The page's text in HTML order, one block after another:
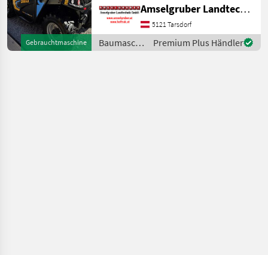
Gebrauchtmaschine
Hydrostatgetriebe, hydr.
Werkzeugverriegelung,
Heizung, Zusatzgewichte,
Steuergerät dw, Sperrdiff.
Amselgruber Landtechnik GmbH
5121 Tarsdorf
Baumaschinen
/ Dieci
Premium Plus Händler